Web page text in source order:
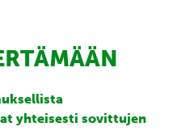
yhteisesti sovittujen